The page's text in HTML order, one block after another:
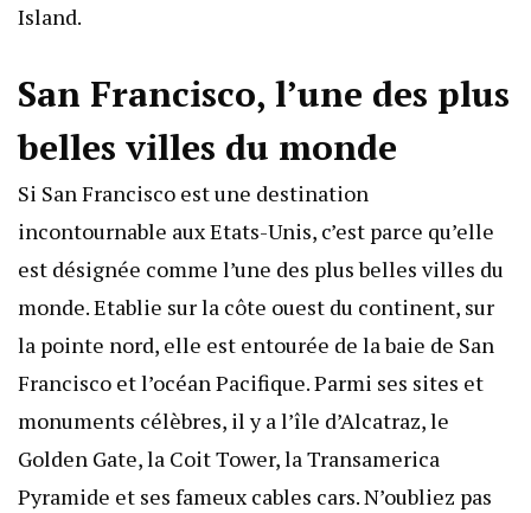
Island.
San Francisco, l’une des plus
belles villes du monde
Si San Francisco est une destination
incontournable aux Etats-Unis, c’est parce qu’elle
est désignée comme l’une des plus belles villes du
monde. Etablie sur la côte ouest du continent, sur
la pointe nord, elle est entourée de la baie de San
Francisco et l’océan Pacifique. Parmi ses sites et
monuments célèbres, il y a l’île d’Alcatraz, le
Golden Gate, la Coit Tower, la Transamerica
Pyramide et ses fameux cables cars. N’oubliez pas